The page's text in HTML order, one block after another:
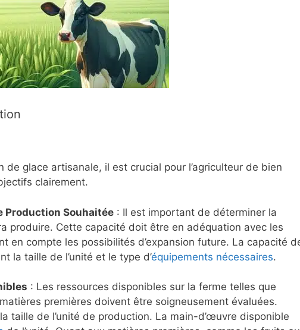
glace artisanale, il est crucial pour l’agriculteur de bien
clairement.
Production Souhaitée : Il est important de déterminer la
produire. Cette capacité doit être en adéquation avec les
en compte les possibilités d’expansion future. La capacité
la taille de l’unité et le type d’équipements nécessaires.
: Les ressources disponibles sur la ferme telles que
premières doivent être soigneusement évaluées.
taille de l’unité de production. La main-d’œuvre disponible